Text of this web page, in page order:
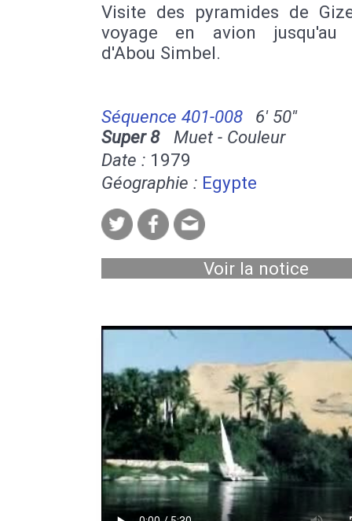
Visite des pyramides de
voyage en avion jusqu'au
d'Abou Simbel.
Séquence 401-008
6' 50''
Super 8Muet - Couleur
Date : 1979
Géographie : Egypte
Voir la notice